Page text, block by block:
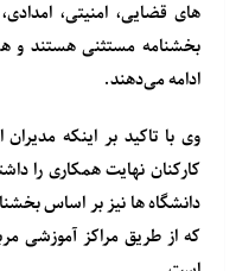
های قضایی، امنیتی،
بخشنامه مستثنی هستند و
ادامه می‌دهند.
وی با تاکید بر اینکه
کارکنان نهایت همکاری را
دانشگاه ها نیز بر اساس
که از طریق مراکز آموزشی